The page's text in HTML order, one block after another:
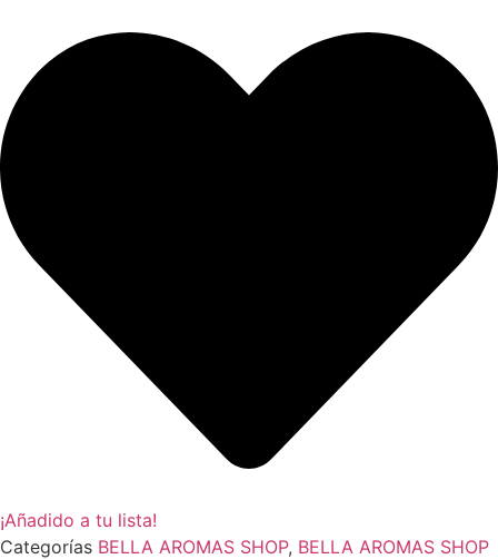
¡Añadido a tu lista!
Categorías BELLA AROMAS SHOP, BELLA AROMAS SHOP